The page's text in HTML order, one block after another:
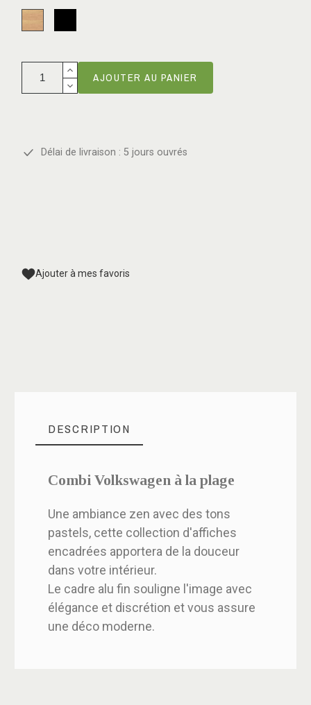
AJOUTER AU PANIER
Délai de livraison : 5 jours ouvrés
Ajouter à mes favoris
DESCRIPTION
Combi Volkswagen à la plage
Une ambiance zen avec des tons
pastels, cette collection d'affiches
encadrées apportera de la douceur
dans votre intérieur.
Le cadre alu fin souligne l'image avec
élégance et discrétion et vous assure
une déco moderne.